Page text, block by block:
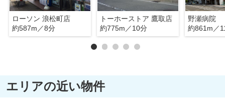
ローソン 浪松町店
約587m／8分
トーホーストア 鷹取店
約775m／10分
野瀬病院
約861m／
エリアの近い物件